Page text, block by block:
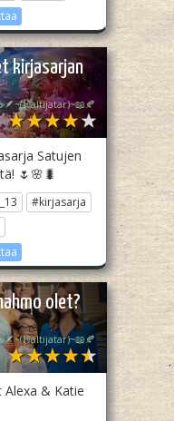
kirjasarjan
Satujen
🌷🌸🐛
#kirjasarja
olet?
& Katie